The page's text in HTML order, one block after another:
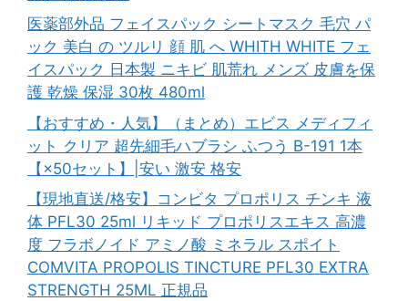
医薬部外品 フェイスパック シートマスク 毛穴 パ
ック 美白 の ツルリ 顔 肌 へ WHITH WHITE フェ
イスパック 日本製 ニキビ 肌荒れ メンズ 皮膚を保
護 乾燥 保湿 30枚 480ml
【おすすめ・人気】（まとめ）エビス メディフィ
ット クリア 超先細毛ハブラシ ふつう B-191 1本
【×50セット】|安い 激安 格安
【現地直送/格安】コンビタ プロポリス チンキ 液
体 PFL30 25ml リキッド プロポリスエキス 高濃
度 フラボノイド アミノ酸 ミネラル スポイト
COMVITA PROPOLIS TINCTURE PFL30 EXTRA
STRENGTH 25ML 正規品